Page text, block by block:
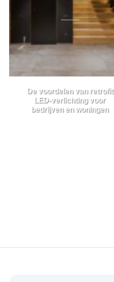
De voordelen van retrofit
LED-verlichting voor
bedrijven en woningen